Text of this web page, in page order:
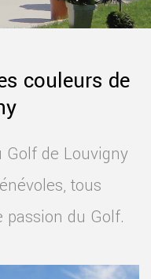
couleurs de
Golf de Louvigny
tous
passion du Golf.